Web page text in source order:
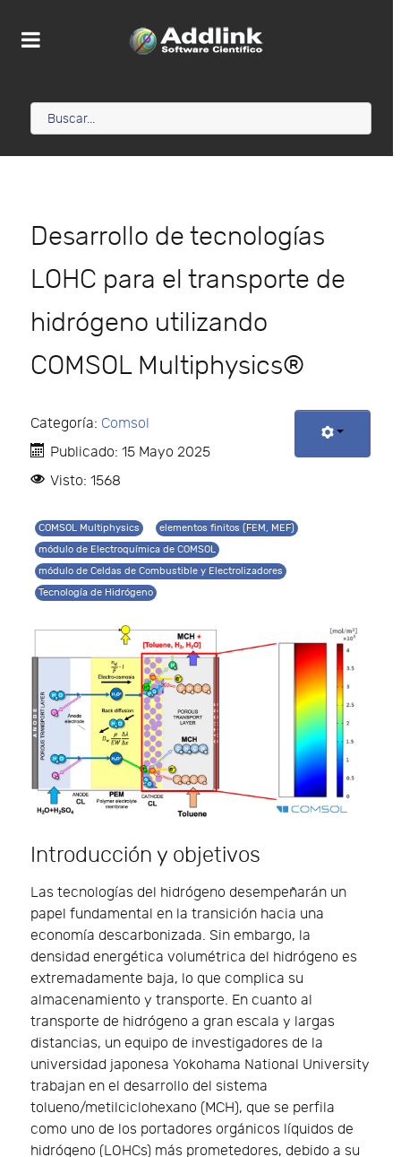
Desarrollo de tecnologías
LOHC para el transporte de
hidrógeno utilizando
COMSOL Multiphysics®
Categoría: Comsol
Publicado: 15 Mayo 2025
Visto: 1568
COMSOL Multiphysics
elementos finitos (FEM, MEF)
módulo de Electroquímica de COMSOL
módulo de Celdas de Combustible y Electrolizadores
Tecnología de Hidrógeno
Introducción y objetivos
Las tecnologías del hidrógeno desempeñarán un
papel fundamental en la transición hacia una
economía descarbonizada. Sin embargo, la
densidad energética volumétrica del hidrógeno es
extremadamente baja, lo que complica su
almacenamiento y transporte. En cuanto al
transporte de hidrógeno a gran escala y largas
distancias, un equipo de investigadores de la
universidad japonesa Yokohama National University
trabajan en el desarrollo del sistema
tolueno/metilciclohexano (MCH), que se perfila
como uno de los portadores orgánicos líquidos de
hidrógeno (LOHCs) más prometedores, debido a su